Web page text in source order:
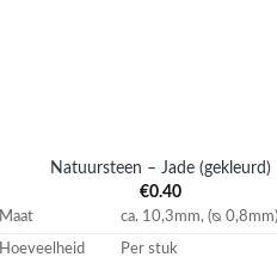
Natuursteen – Jade (gekleurd)
€0.40
Maat ca. 10,3mm, (ᴓ 0,8mm)
Hoeveelheid Per stuk